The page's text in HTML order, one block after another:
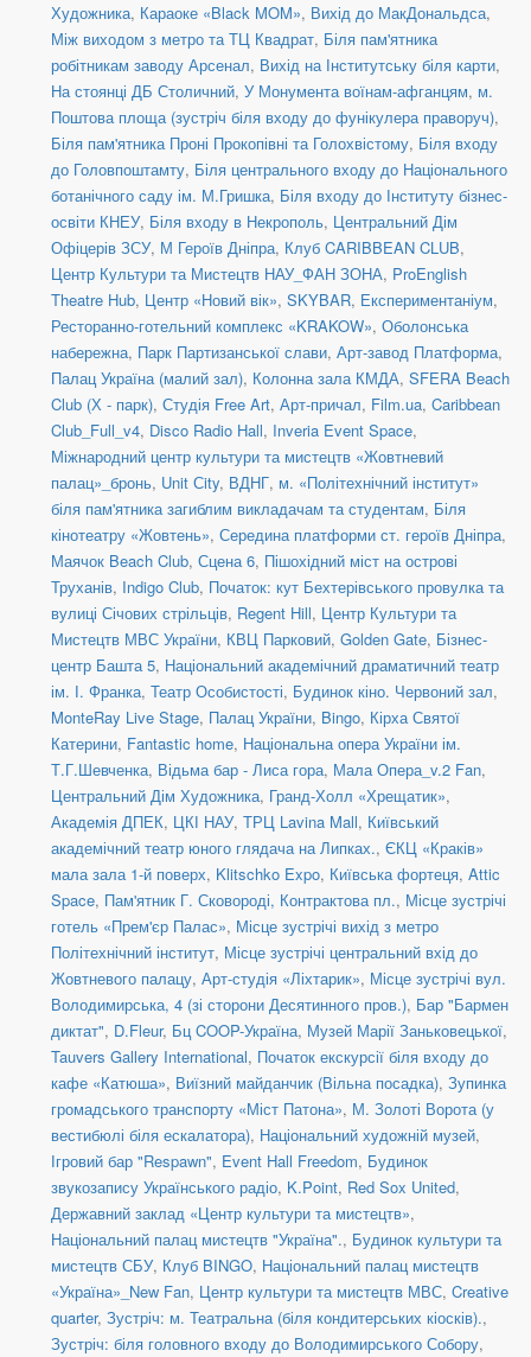
Художника, Караоке «Black MOM», Вихід до МакДональдса,
Між виходом з метро та ТЦ Квадрат, Біля пам'ятника
робітникам заводу Арсенал, Вихід на Інститутську біля карти,
На стоянці ДБ Столичний, У Монумента воїнам-афганцям, м.
Поштова площа (зустріч біля входу до фунікулера праворуч),
Біля пам'ятника Проні Прокопівні та Голохвістому, Біля входу
до Головпоштамту, Біля центрального входу до Національного
ботанічного саду ім. М.Гришка, Біля входу до Інституту бізнес-
освіти КНЕУ, Біля входу в Некрополь, Центральний Дім
Офіцерів ЗСУ, М Героїв Дніпра, Клуб CARIBBEAN CLUB,
Центр Культури та Мистецтв НАУ_ФАН ЗОНА, ProEnglish
Theatre Hub, Центр «Новий вік», SKYBAR, Експериментаніум,
Ресторанно-готельний комплекс «KRAKOW», Оболонська
набережна, Парк Партизанської слави, Арт-завод Платформа,
Палац Україна (малий зал), Колонна зала КМДА, SFERA Beach
Club (Х - парк), Студія Free Art, Арт-причал, Film.ua, Caribbean
Club_Full_v4, Disco Radio Hall, Inveria Event Space,
Міжнародний центр культури та мистецтв «Жовтневий
палац»_бронь, Unit Сity, ВДНГ, м. «Політехнічний інститут»
біля пам'ятника загиблим викладачам та студентам, Біля
кінотеатру «Жовтень», Середина платформи ст. героїв Дніпра,
Маячок Beach Club, Сцена 6, Пішохідний міст на острові
Труханів, Indigo Club, Початок: кут Бехтерівського провулка та
вулиці Січових стрільців, Regent Hill, Центр Культури та
Мистецтв МВС України, КВЦ Парковий, Golden Gate, Бізнес-
центр Башта 5, Національний академічний драматичний театр
ім. І. Франка, Театр Особистості, Будинок кіно. Червоний зал,
MonteRay Live Stage, Палац України, Bingo, Кірха Святої
Катерини, Fantastic home, Національна опера України ім.
Т.Г.Шевченка, Відьма бар - Лиса гора, Мала Опера_v.2 Fan,
Центральний Дім Художника, Гранд-Холл «Хрещатик»,
Академія ДПЕК, ЦКІ НАУ, ТРЦ Lavina Mall, Київський
академічний театр юного глядача на Липках., ЄКЦ «Краків»
мала зала 1-й поверх, Klitschko Expo, Київська фортеця, Attic
Space, Пам'ятник Г. Сковороді, Контрактова пл., Місце зустрічі
готель «Прем'єр Палас», Місце зустрічі вихід з метро
Політехнічний інститут, Місце зустрічі центральний вхід до
Жовтневого палацу, Арт-студія «Ліхтарик», Місце зустрічі вул.
Володимирська, 4 (зі сторони Десятинного пров.), Бар "Бармен
диктат", D.Fleur, Бц COOP-Україна, Музей Марії Заньковецької,
Tauvers Gallery International, Початок екскурсії біля входу до
кафе «Катюша», Виїзний майданчик (Вільна посадка), Зупинка
громадського транспорту «Міст Патона», М. Золоті Ворота (у
вестибюлі біля ескалатора), Національний художній музей,
Ігровий бар "Respawn", Event Hall Freedom, Будинок
звукозапису Українського радіо, K.Point, Red Sox United,
Державний заклад «Центр культури та мистецтв»,
Національний палац мистецтв "Україна"., Будинок культури та
мистецтв СБУ, Клуб BINGO, Національний палац мистецтв
«Україна»_New Fan, Центр культури та мистецтв МВС, Creative
quarter, Зустріч: м. Театральна (біля кондитерських кіосків).,
Зустріч: біля головного входу до Володимирського Собору,